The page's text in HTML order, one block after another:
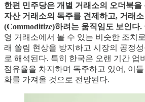
한편 민주당은 개별 거래소의 오더북
자산 거래소의 독주를 견제하고, 거래
(Commoditize)하려는 움직임도 보인다.
영 거래소에서 볼 수 있는 비슷한 조치
래 쏠림 현상을 방지하고 시장의 공정
로 해석된다. 특히 한국은 오랜 기간 업
점유율을 차지하며 독주하고 있어, 이
화를 가져올 것으로 전망된다.